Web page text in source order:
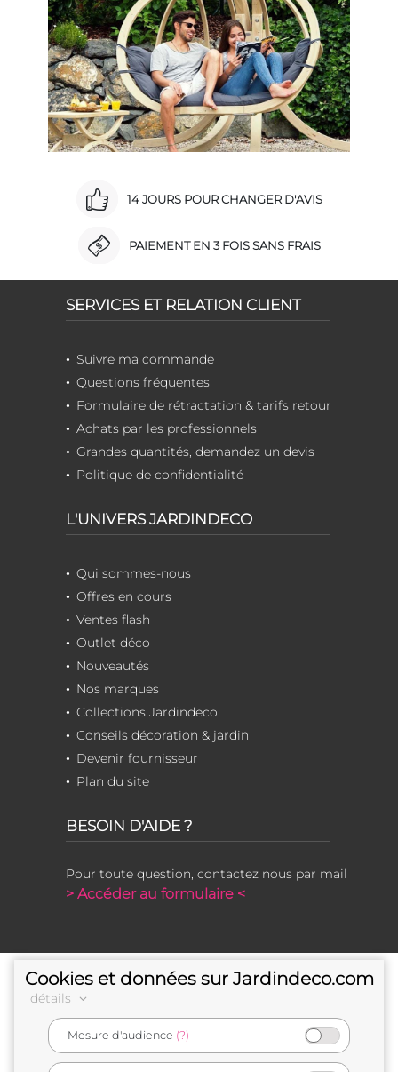
14 JOURS POUR CHANGER D'AVIS
PAIEMENT EN 3 FOIS SANS FRAIS
SERVICES ET RELATION CLIENT
Suivre ma commande
Questions fréquentes
Formulaire de rétractation & tarifs retour
Achats par les professionnels
Grandes quantités, demandez un devis
Politique de confidentialité
L'UNIVERS JARDINDECO
Qui sommes-nous
Offres en cours
Ventes flash
Outlet déco
Nouveautés
Nos marques
Collections Jardindeco
Conseils décoration & jardin
Devenir fournisseur
Plan du site
BESOIN D'AIDE ?
Pour toute question, contactez nous par mail
> Accéder au formulaire <
Cookies et données sur Jardindeco.com
détails
Mesure d'audience (?)